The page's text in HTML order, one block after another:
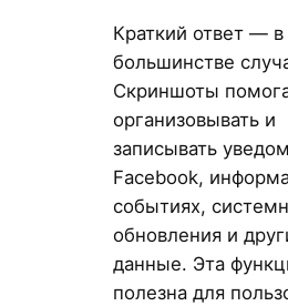
Краткий ответ — в
большинстве
Скриншоты
организовывать и
записывать
Facebook,
событиях,
обновления и
данные. Эта
полезна для